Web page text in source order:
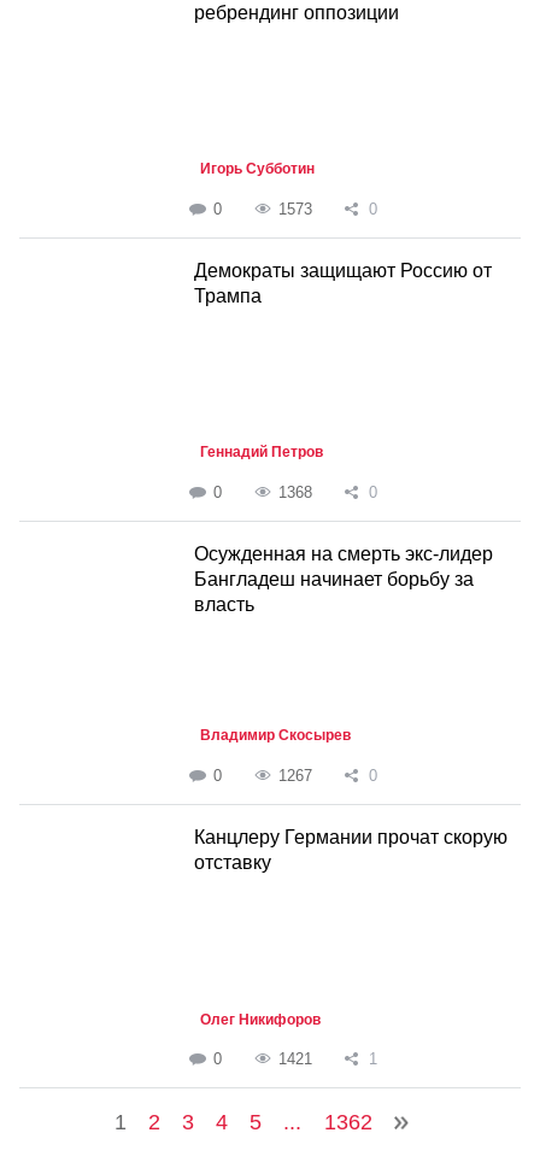
ребрендинг оппозиции
Игорь Субботин
0 1573 0
Демократы защищают Россию от
Трампа
Геннадий Петров
0 1368 0
Осужденная на смерть экс-лидер
Бангладеш начинает борьбу за
власть
Владимир Скосырев
0 1267 0
Канцлеру Германии прочат скорую
отставку
Олег Никифоров
0 1421 1
1 2 3 4 5 ... 1362